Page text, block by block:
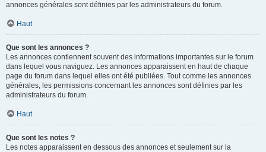
annonces générales sont définies par les administrateurs du forum.
Haut
Que sont les annonces ?
Les annonces contiennent souvent des informations importantes sur le forum
dans lequel vous naviguez. Les annonces apparaissent en haut de chaque
page du forum dans lequel elles ont été publiées. Tout comme les annonces
générales, les permissions concernant les annonces sont définies par les
administrateurs du forum.
Haut
Que sont les notes ?
Les notes apparaissent en dessous des annonces et seulement sur la